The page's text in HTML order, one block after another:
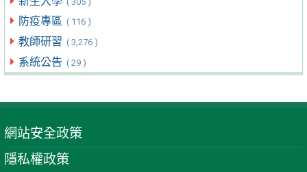
防疫專區 ( 116 )
教師研習 ( 3,276 )
系統公告 ( 29 )
網站安全政策
隱私權政策